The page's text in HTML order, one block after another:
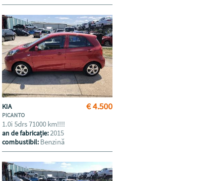
€ 4.500
KIA
PICANTO
1.0i 5drs 71000 km!!!!
an de fabricație:2015
combustibil: Benzină